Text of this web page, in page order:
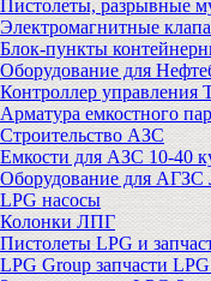
Пистолеты, разрывные
Электромагнитные
Блок-пункты
Оборудование для
Контроллер управления
Арматура емкостного
Строительство АЗС
Емкости для АЗС 10-40
Оборудование для
LPG насосы
Колонки ЛПГ
Пистолеты LPG и
LPG Group запчасти